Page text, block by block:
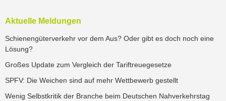
Aktuelle Meldungen
Schienengüterverkehr vor dem Aus? Oder gibt es doch noch eine
Lösung?
Großes Update zum Vergleich der Tariftreuegesetze
SPFV: Die Weichen sind auf mehr Wettbewerb gestellt
Wenig Selbstkritik der Branche beim Deutschen Nahverkehrstag